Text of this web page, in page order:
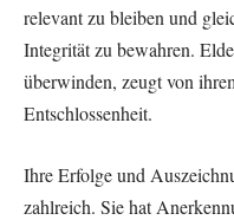
relevant zu bleiben und
Integrität zu bewahren.
überwinden, zeugt von
Entschlossenheit.
Ihre Erfolge und
zahlreich. Sie hat